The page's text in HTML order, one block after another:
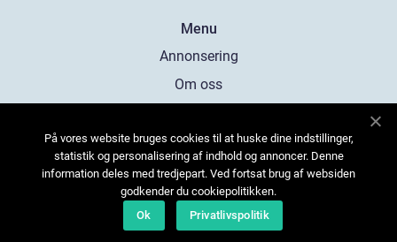
Menu
Annonsering
Om oss
Kontakta oss
Sitemap
På vores website bruges cookies til at huske dine indstillinger,
statistik og personalisering af indhold og annoncer. Denne
information deles med tredjepart. Ved fortsat brug af websiden
godkender du cookiepolitikken.
Ok
Privatlivspolitik